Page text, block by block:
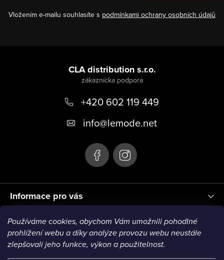
Používáme cookies, abychom Vám umožnili pohodlné
prohlížení webu a díky analýze provozu webu neustále
zlepšovali jeho funkce, výkon a použitelnost.
Vložením e-mailu souhlasíte s podmínkami ochrany osobních údajů
Informace pro vás
CLA distribution s.r.o.
+420 602 119 449
info@lemode.net
Blog